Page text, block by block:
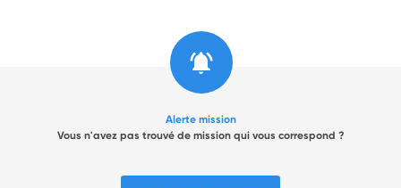
Alerte mission
Vous n'avez pas trouvé de mission qui vous correspond ?